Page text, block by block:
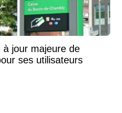
à jour majeure de
ses utilisateurs